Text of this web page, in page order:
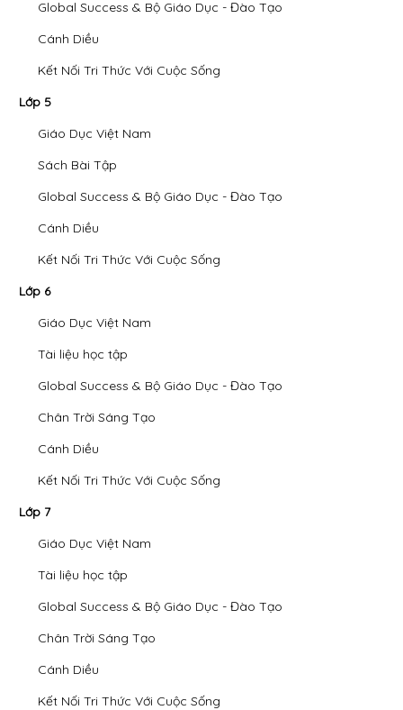
Global Success & Bộ Giáo Dục - Đào Tạo
Cánh Diều
Kết Nối Tri Thức Với Cuộc Sống
Lớp 5
Giáo Dục Việt Nam
Sách Bài Tập
Global Success & Bộ Giáo Dục - Đào Tạo
Cánh Diều
Kết Nối Tri Thức Với Cuộc Sống
Lớp 6
Giáo Dục Việt Nam
Tài liệu học tập
Global Success & Bộ Giáo Dục - Đào Tạo
Chân Trời Sáng Tạo
Cánh Diều
Kết Nối Tri Thức Với Cuộc Sống
Lớp 7
Giáo Dục Việt Nam
Tài liệu học tập
Global Success & Bộ Giáo Dục - Đào Tạo
Chân Trời Sáng Tạo
Cánh Diều
Kết Nối Tri Thức Với Cuộc Sống